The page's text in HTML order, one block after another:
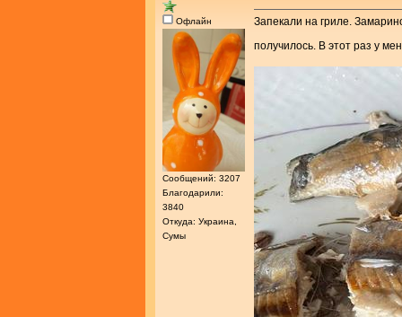
Офлайн
Сообщений: 3207
Благодарили:
3840
Откуда: Украина,
Сумы
Запекали на гриле.
получилось. В этот раз у